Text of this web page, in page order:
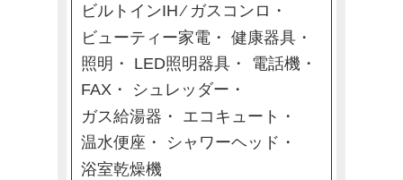
ビルトインIH ⁄ ガスコンロ
ビューティー家電
健康器具
照明
LED照明器具
電話機
FAX
シュレッダー
ガス給湯器
エコキュート
温水便座
シャワーヘッド
浴室乾燥機